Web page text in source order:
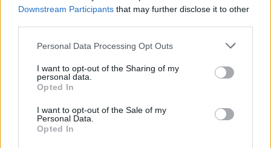
Downstream Participants that may further disclose it to other
Please note that this website/app uses one or more Google
not limited to your visit or usage behaviour. You may click to
grant or deny consent to Google and its third-party tags to
use your data for below specified purposes in below Google
consent section.
Personal Data Processing Opt Outs
I want to opt-out of the Sharing of my
personal data.
Opted In
I want to opt-out of the Sale of my
Personal Data.
Opted In
Οι άνθρωποι, οι αυθεντικές ιστορίες,